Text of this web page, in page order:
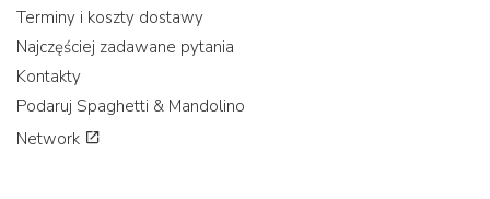
Terminy i koszty dostawy
Najczęściej zadawane pytania
Kontakty
Podaruj Spaghetti & Mandolino
Network